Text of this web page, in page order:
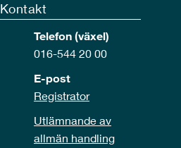
Kontakt
Telefon (växel)
016-544 20 00
E-post
Registrator
Utlämnande av
allmän handling